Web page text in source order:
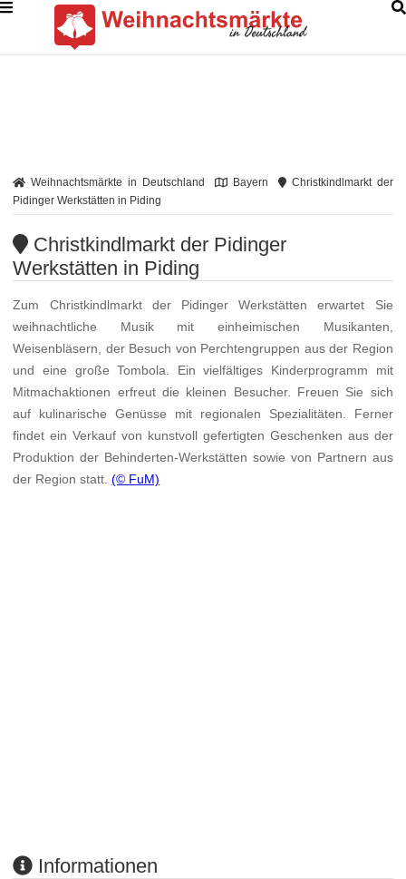
Weihnachtsmärkte in Deutschland Bayern
Christkindlmarkt der
Pidinger Werkstätten in Piding
Christkindlmarkt der Pidinger
Werkstätten in Piding
Zum Christkindlmarkt der Pidinger Werkstätten erwartet Sie
weihnachtliche Musik mit einheimischen Musikanten,
Weisenbläsern, der Besuch von Perchtengruppen aus der Region
und eine große Tombola. Ein vielfältiges Kinderprogramm mit
Mitmachaktionen erfreut die kleinen Besucher. Freuen Sie sich
auf kulinarische Genüsse mit regionalen Spezialitäten. Ferner
findet ein Verkauf von kunstvoll gefertigten Geschenken aus der
Produktion der Behinderten-Werkstätten sowie von Partnern aus
der Region statt.(© FuM)
Informationen